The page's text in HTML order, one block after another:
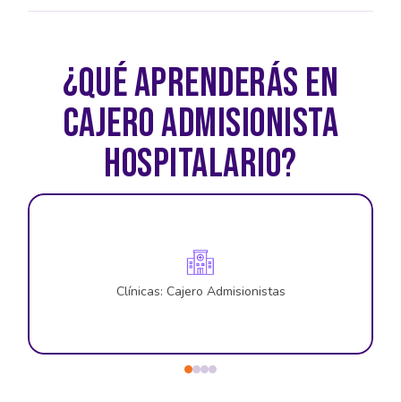
¿QUÉ APRENDERÁS EN
CAJERO ADMISIONISTA
HOSPITALARIO?
Clínicas: Cajero Admisionistas